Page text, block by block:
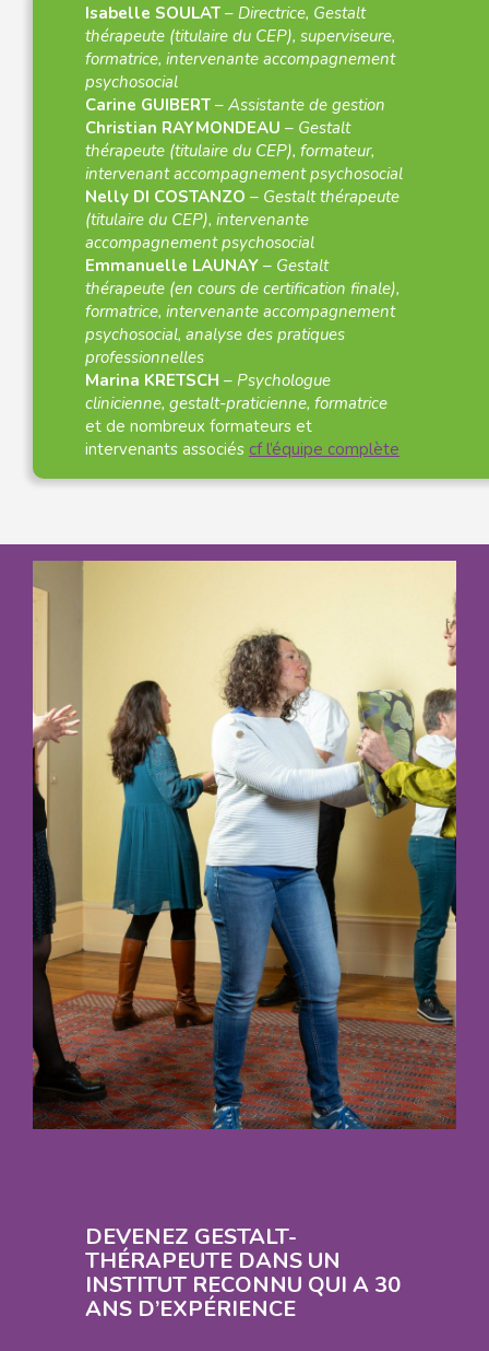
Isabelle SOULAT – Directrice, Gestalt
thérapeute (titulaire du CEP), superviseure,
formatrice, intervenante accompagnement
psychosocial
Carine GUIBERT – Assistante de gestion
Christian RAYMONDEAU – Gestalt
thérapeute (titulaire du CEP), formateur,
intervenant accompagnement psychosocial
Nelly DI COSTANZO – Gestalt thérapeute
(titulaire du CEP), intervenante
accompagnement psychosocial
Emmanuelle LAUNAY – Gestalt
thérapeute (en cours de certification finale),
formatrice, intervenante accompagnement
psychosocial, analyse des pratiques
professionnelles
Marina KRETSCH – Psychologue
clinicienne, gestalt-praticienne, formatrice
et de nombreux formateurs et
intervenants associés cf l’équipe complète
DEVENEZ GESTALT-
THÉRAPEUTE DANS UN
INSTITUT RECONNU QUI A 30
ANS D’EXPÉRIENCE